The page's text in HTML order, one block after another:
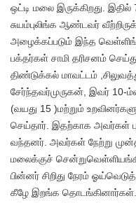
ஒட்டி மலை இருக்கிறது.
சுயம்புலிங்க ஆண்டவர்
அழைக்கப்படும் இந்த
பக்தர்கள் சாமி தரிசனம்
திண்டுக்கல் மாவட்டம்
சேர்ந்தவர்முருகன், இவர் 10-
(வயது 15 )மற்றும்
செய்தார். இதற்காக அவர்கள்
வந்தனர். அவர்கள் நேற்று
மலைக்குச்
பின்னர் சிறிது நேரம்
கீழே இறங்க